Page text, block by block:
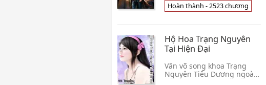
hoa, vạn người nhìn chăm
chú mỹ nữ ngôi sao lớn,
thai, áo trắng nữ thiên sứ,
Hoàn thành - 2523 chương
Hộ Hoa Trạng Nguyên
Tại Hiện Đại
Văn võ song khoa Trạng
Nguyên Tiêu Dương ngoài